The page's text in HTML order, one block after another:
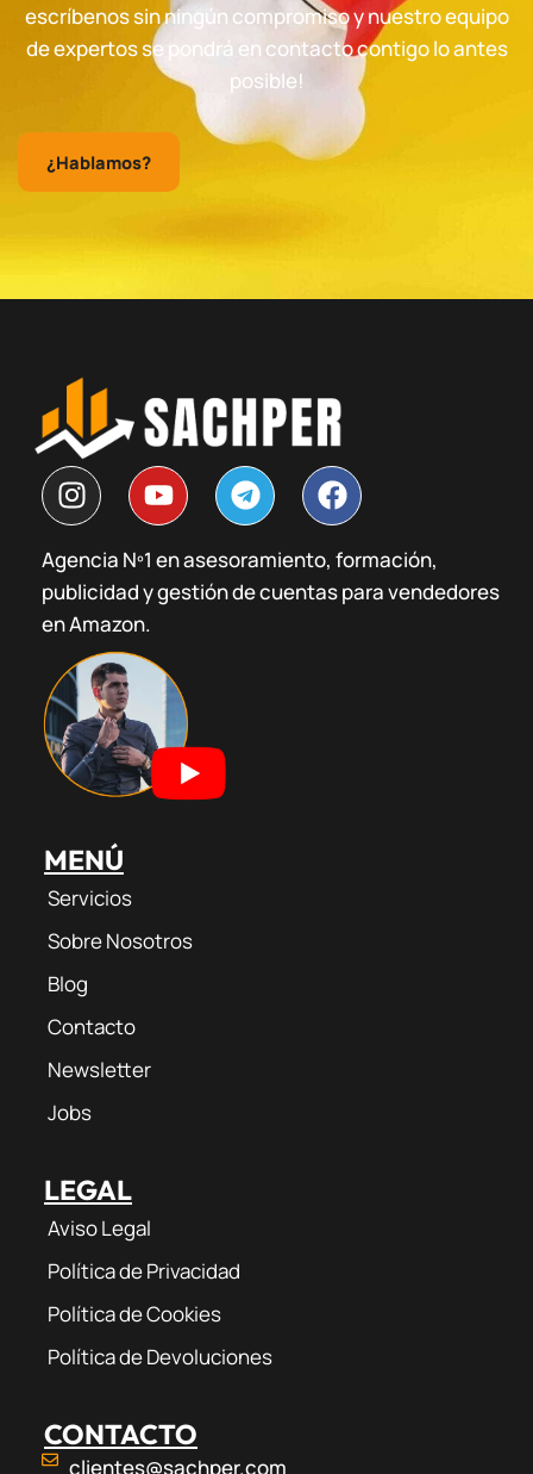
escríbenos sin ningún compromiso y nuestro equipo
de expertos se pondrá en contacto contigo lo antes
posible!
¿Hablamos?
I
n
s
t
a
g
r
a
m
Y
o
u
t
u
e
T
e
l
e
g
F
a
c
e
b
Agencia Nº1 en asesoramiento, formación,
publicidad y gestión de cuentas para vendedores
en Amazon.
MENÚ
Servicios
Sobre Nosotros
Blog
Contacto
Newsletter
Jobs
LEGAL
Aviso Legal
Política de Privacidad
Política de Cookies
Política de Devoluciones
CONTACTO
clientes@sachper.com